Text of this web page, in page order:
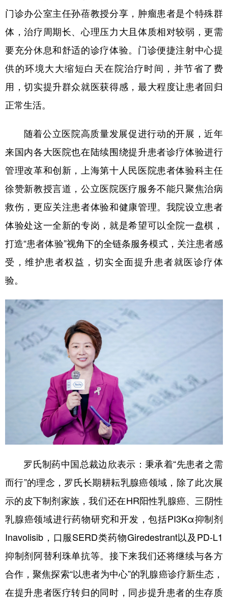
门诊办公室主任孙蓓教授分享，肿瘤患者是个特殊群
体，治疗周期长、心理压力大且体质相对较弱，更需
要充分休息和舒适的诊疗体验。门诊便捷注射中心提
供的环境大大缩短白天在院治疗时间，并节省了费
用，切实提升群众就医获得感，最大程度让患者回归
正常生活。
随着公立医院高质量发展促进行动的开展，近年
来国内各大医院也在陆续围绕提升患者诊疗体验进行
管理改革和创新，上海第十人民医院患者体验科主任
徐赞新教授言道，公立医院医疗服务不能只聚焦治病
救伤，更应关注患者体验和健康管理。我院设立患者
体验处这一全新的专岗，就是希望可以全院一盘棋，
打造“患者体验”视角下的全链条服务模式，关注患者感
受，维护患者权益，切实全面提升患者就医诊疗体
验。
罗氏制药中国总裁边欣表示：秉承着“先患者之需
而行”的理念，罗氏长期耕耘乳腺癌领域，除了此次展
示的皮下制剂家族，我们还在HR阳性乳腺癌、三阴性
乳腺癌领域进行药物研究和开发，包括PI3Kα抑制剂
Inavolisib，口服SERD类药物Giredestrant以及PD-L1
抑制剂阿替利珠单抗等。接下来我们还将继续与各方
合作，聚焦探索“以患者为中心”的乳腺癌诊疗新生态，
在提升患者医疗转归的同时，同步提升患者的生存质